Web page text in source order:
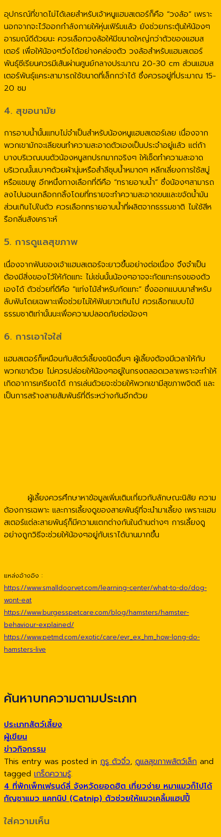
อุปกรณ์ที่ขาดไม่ได้เลยสำหรับเจ้าหนูแฮมสเตอร์ก็คือ “วงล้อ” เพราะ
นอกจากจะไว้ออกกำลังกายให้หุ่นเฟิร์มแล้ว ยังช่วยกระตุ้นให้น้องๆ
อารมณ์ดีด้วยนะ ควรเลือกวงล้อให้มีขนาดใหญ่กว่าตัวของแฮมส
เตอร์ เพื่อให้น้องๆวิ่งได้อย่างคล่องตัว วงล้อสำหรับแฮมสเตอร์
พันธุ์ซีเรียนควรมีเส้นผ่านศูนย์กลางประมาณ 20-30 cm ส่วนแฮมส
เตอร์พันธุ์แคระสามารถใช้ขนาดที่เล็กกว่าได้ ซึ่งควรอยู่ที่ประมาณ 15-
20 ซม
4. สุขอนามัย
การอาบน้ำนั้นแทบไม่จำเป็นสำหรับน้องหนูแฮมสเตอร์เลย เนื่องจาก
พวกเขามักจะเลียขนทำความสะอาดตัวเองเป็นประจำอยู่แล้ว แต่ถ้า
บางบริเวณบนตัวน้องหนูสกปรกมากจริงๆ ให้เช็ดทำความสะอาด
บริเวณนั้นเบาๆด้วยผ้านุ่มหรือสำลีชุบน้ำหมาดๆ หลีกเลี่ยงการใช้สบู่
หรือแชมพู อีกหนึ่งทางเลือกที่ดีคือ “ทรายอาบน้ำ” ซึ่งน้องๆสามารถ
ลงไปนอนเกลือกกลิ้งโดยที่ทรายจะทำความสะอาดขนและขจัดน้ำมัน
ส่วนเกินไปในตัว ควรเลือกทรายอาบน้ำที่ผลิตจากธรรมชาติ ไมใช้สีห
รือกลิ่นสังเคราะห์
5. การดูแลสุขภาพ
เนื่องจากฟันของเจ้าแฮมสเตอร์จะยาวขึ้นอย่างต่อเนื่อง จึงจำเป็น
ต้องมีสิ่งของไว้ให้กัดแทะ ไม่เช่นนั้นน้องๆอาจจะกัดแทะกรงของตัว
เองได้ ตัวช่วยที่ดีคือ “แท่งไม้สำหรับกัดแทะ” ซึ่งออกแบบมาสำหรับ
ลับฟันโดยเฉพาะเพื่อช่วยไม่ให้ฟันยาวเกินไป ควรเลือกแบบไม้
ธรรมชาติเท่านั้นนะเพื่อความปลอดภัยต่อน้องๆ
6. การเอาใจใส่
แฮมสเตอร์ก็เหมือนกับสัตว์เลี้ยงชนิดอื่นๆ ผู้เลี้ยงต้องมีเวลาให้กับ
พวกเขาด้วย ไม่ควรปล่อยให้น้องๆอยู่ในกรงตลอดเวลาเพราะจะทำให้
เกิดอาการเครียดได้ การเล่นด้วยจะช่วยให้พวกเขามีสุขภาพจิตดี และ
เป็นการสร้างสายสัมพันธ์ที่ดีระหว่างกันอีกด้วย
ผู้เลี้ยงควรศึกษาหาข้อมูลเพิ่มเติมเกี่ยวกับลักษณะนิสัย ความ
ต้องการเฉพาะ และการเลี้ยงดูของสายพันธุ์ที่จะนำมาเลี้ยง เพราะแฮม
สเตอร์แต่ละสายพันธุ์ก็มีความแตกต่างกันในด้านต่างๆ การเลี้ยงดู
อย่างถูกวิธีจะช่วยให้น้องๆอยู่กับเราได้นานมากขึ้น
แหล่งอ้างอิง :
https://www.smalldoorvet.com/learning-center/what-to-do/dog-
wont-eat
https://www.burgesspetcare.com/blog/hamsters/hamster-
behaviour-explained/
https://www.petmd.com/exotic/care/evr_ex_hm_how-long-do-
hamsters-live
ค้นหาบทความตามประเภท
ประเภทสัตว์เลี้ยง
ผู้เขียน
ข่าวกิจกรรม
This entry was posted in กูรู ตัวจิ๋ว, ดูแลสุขภาพสัตว์เล็ก and
tagged เกร็ดความรู้.
4 ที่พักเพ็ทเฟรนด์ลี่ จังหวัดยอดฮิต เที่ยวง่าย หมาแมวก็ไปได้
กัญชาแมว แคทนิป (Catnip) ตัวช่วยให้แมวเคลิ้มแฮปปี้
ใส่ความเห็น